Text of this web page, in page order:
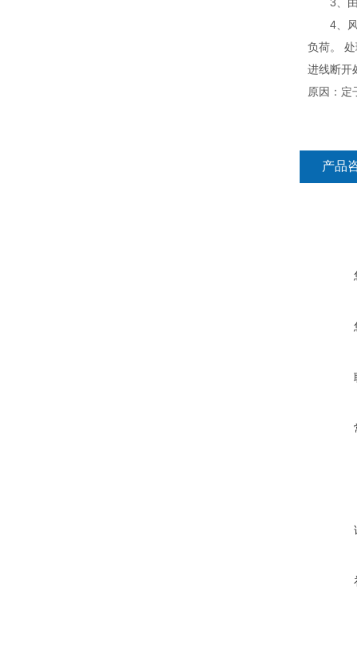
4、
负荷。
进线断开
原因：定
产品